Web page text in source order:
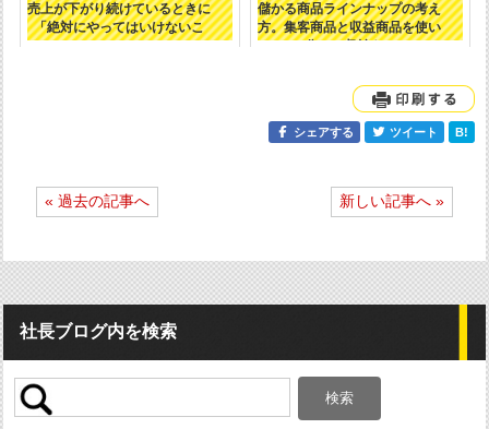
売上が下がり続けているときに
「絶対にやってはいけないこ
儲かる商品ラインナップの考え
方。集客商品と収益商品を使い
シェアする ツイート B!
ゲ
ー
« 過去の記事へ 新しい記事へ »
社長ブログ内を検索
検
索: